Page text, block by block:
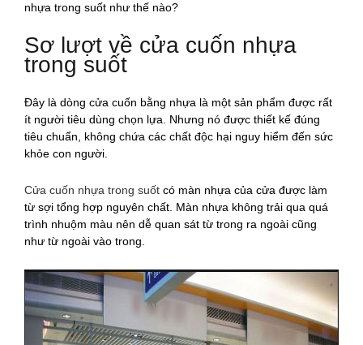
nhựa trong suốt như thế nào?
Sơ lượt về cửa cuốn nhựa
trong suốt
Đây là dòng cửa cuốn bằng nhựa là một sản phẩm được rất
ít người tiêu dùng chọn lựa. Nhưng nó được thiết kế đúng
tiêu chuẩn, không chứa các chất độc hại nguy hiểm đến sức
khỏe con người.
Cửa cuốn nhựa trong suốt có màn nhựa của cửa được làm
từ sợi tổng hợp nguyên chất. Màn nhựa không trải qua quá
trình nhuộm màu nên dễ quan sát từ trong ra ngoài cũng
như từ ngoài vào trong.